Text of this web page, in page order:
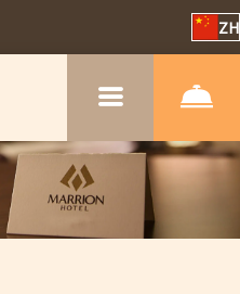
ZH